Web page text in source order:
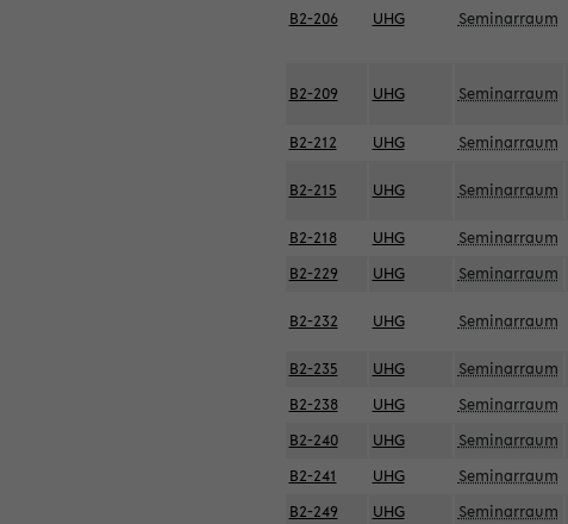
B2-206 UHG Seminarraum
B2-209 UHG Seminarraum
B2-212 UHG Seminarraum
B2-215 UHG Seminarraum
B2-218 UHG Seminarraum
B2-229
UHG Seminarraum
B2-232 UHG Seminarraum
B2-235 UHG Seminarraum
B2-238
UHG Seminarraum
B2-240
UHG Seminarraum
B2-241
UHG Seminarraum
B2-249
UHG Seminarraum